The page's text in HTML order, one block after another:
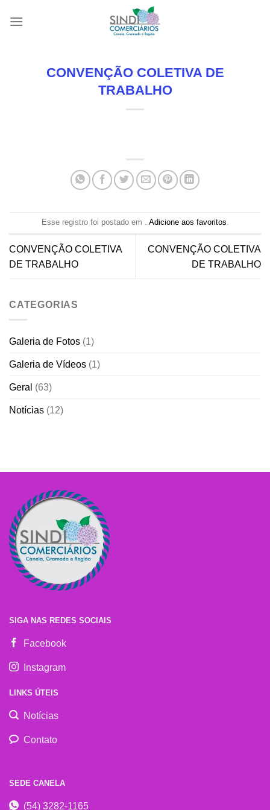
CONVENÇÃO COLETIVA DE
TRABALHO
Esse registro foi postado em . Adicione aos favoritos.
CONVENÇÃO COLETIVA
DE TRABALHO
CONVENÇÃO COLETIVA
DE TRABALHO
CATEGORIAS
Galeria de Fotos (1)
Galeria de Vídeos (1)
Geral (63)
Notícias (12)
SIGA NAS REDES SOCIAIS
Facebook
Instagram
LINKS ÚTEIS
Notícias
Contato
SEDE CANELA
(54) 3282-1165